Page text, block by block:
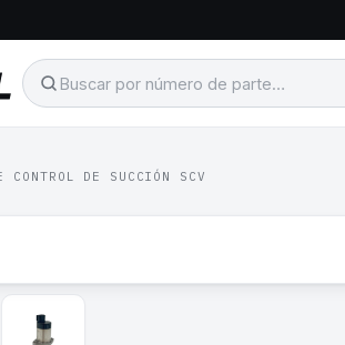
CONTROL DE SUCCIÓN SCV